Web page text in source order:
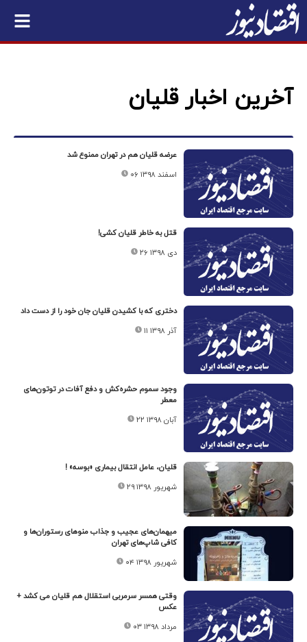
آخرین اخبار قلیان
عرضه قلیان هم در تهران ممنوع شد
۰۶ اسفند ۱۳۹۸
قتل به خاطر قلیان کشی!
۲۶ دی ۱۳۹۸
دختری که با کشیدن قلیان جان خود را از دست داد
۱۱ آذر ۱۳۹۸
وجود سموم حشره‌کش و دفع آفات در توتون‌های
معطر
۲۲ آبان ۱۳۹۸
قلیان‌، عامل انتقال بیماری «بوسه» !
۲۹ شهریور ۱۳۹۸
میهمان‌های عجیب و جذاب منوهای رستوران‌ها و
کافی شاپ‌های تهران
۰۴ شهریور ۱۳۹۸
وقتی همسر سرمربی استقلال هم قلیان می کشد +
عکس
۰۳ مرداد ۱۳۹۸